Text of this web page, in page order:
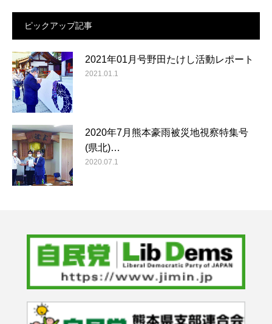
ピックアップ記事
2021年01月号野田たけし活動レポート
2021.01.1
2020年7月熊本豪雨被災地視察特集号
(県北)…
2020.07.1